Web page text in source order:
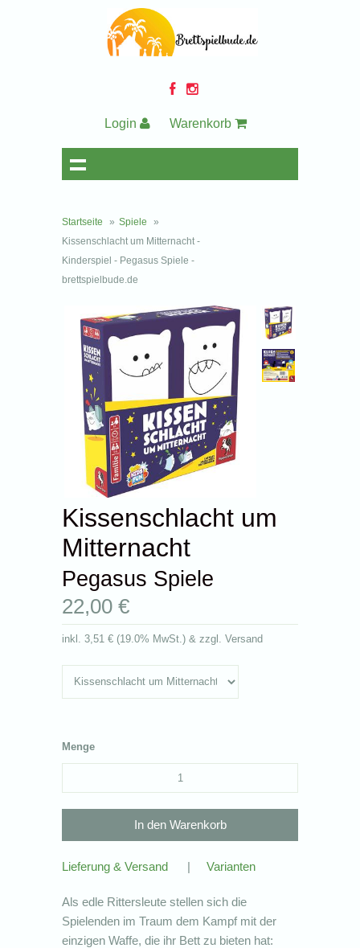
Login Warenkorb
Startseite » Spiele
»
Kissenschlacht um Mitternacht -
Kinderspiel - Pegasus Spiele -
brettspielbude.de
Kissenschlacht um
Mitternacht
Pegasus Spiele
22,00 €
inkl.3,51 € (19.0% MwSt.) & zzgl. Versand
Menge
Lieferung & Versand | Varianten
Als edle Rittersleute stellen sich die
Spielenden im Traum dem Kampf mit der
einzigen Waffe, die ihr Bett zu bieten hat: